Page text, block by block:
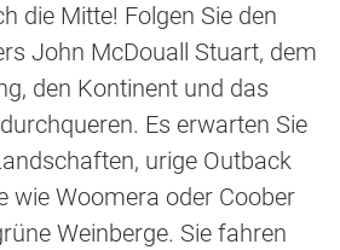
die Mitte! Folgen Sie den
John McDouall Stuart, dem
den Kontinent und das
Es erwarten Sie
urige Outback
wie Woomera oder Coober
Weinberge. Sie fahren